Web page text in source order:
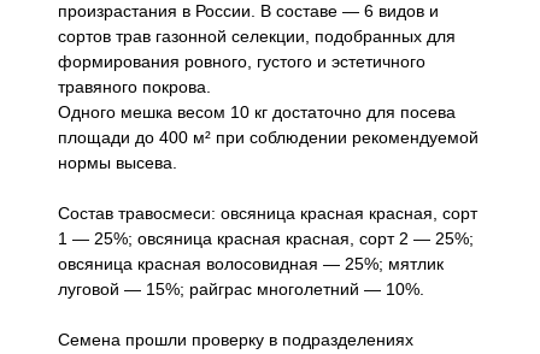
произрастания в России. В составе — 6 видов и
сортов трав газонной селекции, подобранных для
формирования ровного, густого и эстетичного
травяного покрова.
Одного мешка весом 10 кг достаточно для посева
площади до 400 м² при соблюдении рекомендуемой
нормы высева.
Состав травосмеси: овсяница красная красная, сорт
1 — 25%; овсяница красная красная, сорт 2 — 25%;
овсяница красная волосовидная — 25%; мятлик
луговой — 15%; райграс многолетний — 10%.
Семена прошли проверку в подразделениях